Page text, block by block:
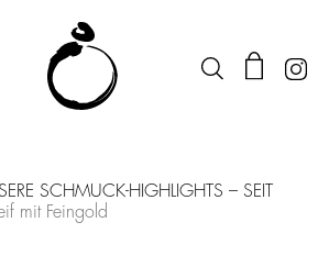
SCHMUCK-HIGHLIGHTS – SEIT
mit Feingold